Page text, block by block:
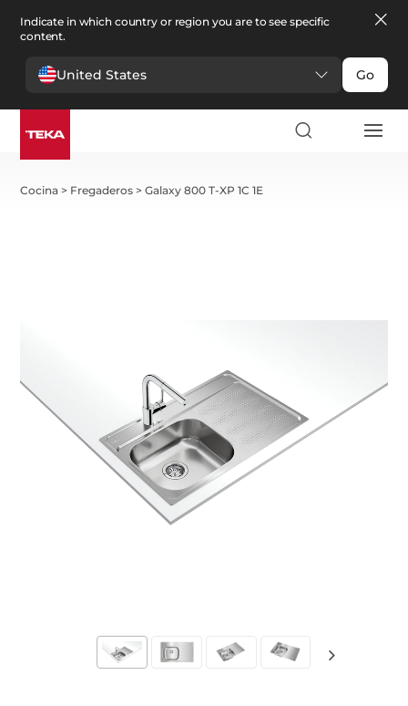
Indicate in which country or region you are to see specific
content.
United States Go
Cocina > Fregaderos >Galaxy 800 T-XP 1C 1E